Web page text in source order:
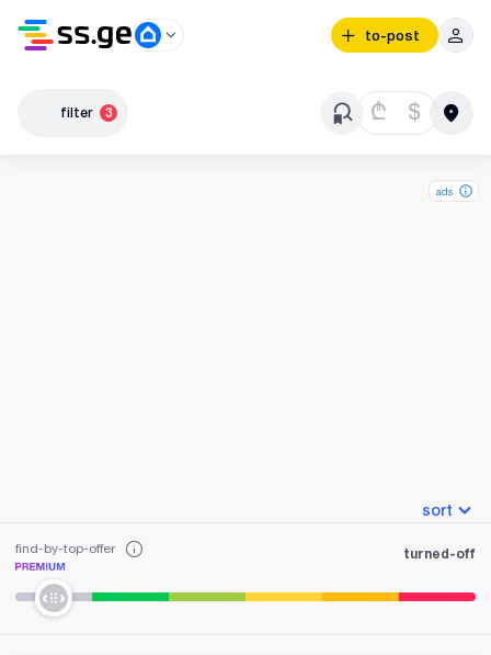
to-post
filter 3 ₾ $
ads
sort
find-by-top-offer turned-off